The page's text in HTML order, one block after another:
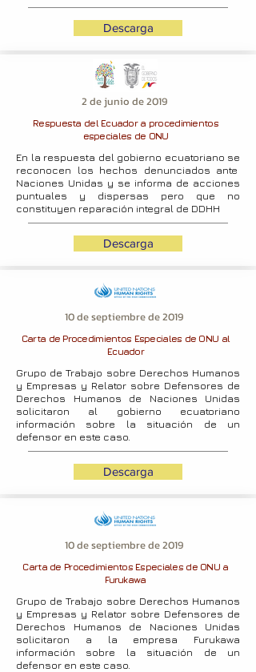
Descarga
2 de junio de 2019
Respuesta del Ecuador a procedimientos
especiales de ONU
En la respuesta del gobierno ecuatoriano se
reconocen los hechos denunciados ante
Naciones Unidas y se informa de acciones
puntuales y dispersas pero que no
constituyen reparación integral de DDHH
Descarga
10 de septiembre de 2019
Carta de Procedimientos Especiales de ONU al
Ecuador
Grupo de Trabajo sobre Derechos Humanos
y Empresas y Relator sobre Defensores de
Derechos Humanos de Naciones Unidas
solicitaron al gobierno ecuatoriano
información sobre la situación de un
defensor en este caso.
Descarga
10 de septiembre de 2019
Carta de Procedimientos Especiales de ONU a
Furukawa
Grupo de Trabajo sobre Derechos Humanos
y Empresas y Relator sobre Defensores de
Derechos Humanos de Naciones Unidas
solicitaron a la empresa Furukawa
información sobre la situación de un
defensor en este caso.